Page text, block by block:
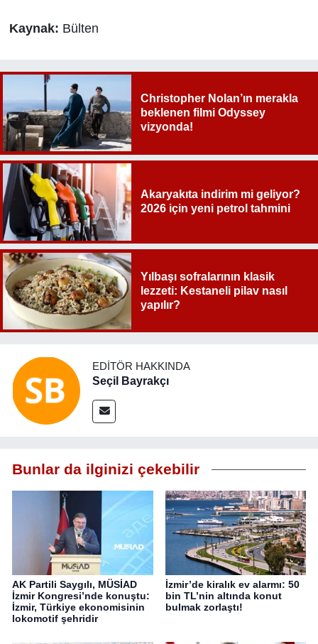
Kaynak: Bülten
Christopher Nolan’ın merakla
beklenen filmi Odyssey
vizyonda!
Akaryakıta indirim mi geliyor?
2026 için yeni petrol tahmini
Yılbaşı sofralarının klasik
lezzeti: Kestaneli pilav nasıl
yapılır?
EDITÖR HAKKINDA
Seçil Bayrakçı
Bunlar da ilginizi çekebilir
AK Partili Saygılı, MÜSİAD
İzmir Kongresi’nde konuştu:
İzmir, Türkiye ekonomisinin
lokomotif şehridir
İzmir’de kiralık ev alarmı: 50
bin TL’nin altında konut
bulmak zorlaştı!